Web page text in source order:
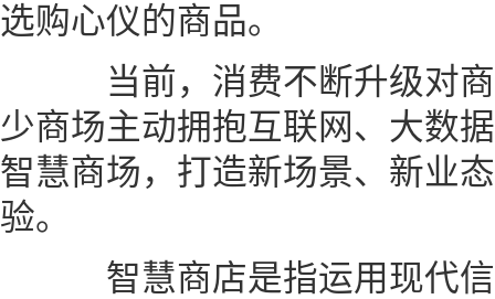
选购心仪的商品。
当前，消费不断升级对商
少商场主动拥抱互联网、大数
智慧商场，打造新场景、新业
验。
智慧商店是指运用现代信